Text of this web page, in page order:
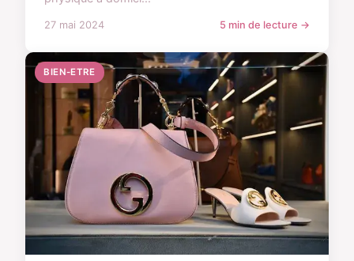
27 mai 2024 5 min de lecture →
BIEN-ETRE